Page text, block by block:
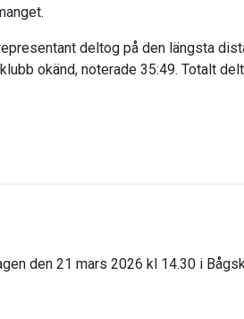
deltog på den längsta
okänd, noterade 35:49. Totalt
den 21 mars 2026 kl 14.30 i